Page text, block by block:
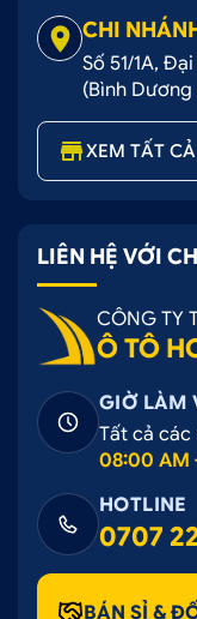
CHI
Số 51/1A,
(Bình Dương
XEM TẤT
LIÊN HỆ VỚI
CÔNG TY
Ô TÔ
GIỜ LÀM
Tất cả
08:00 AM
HOTLINE
0707
BÁN SỈ &